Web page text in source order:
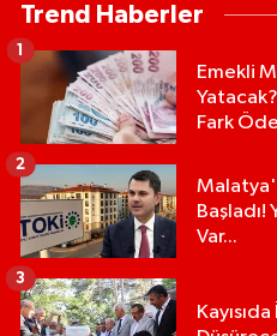
Trend Haberler
Emekli
Fark
1
Başladı!
Var...
2
3